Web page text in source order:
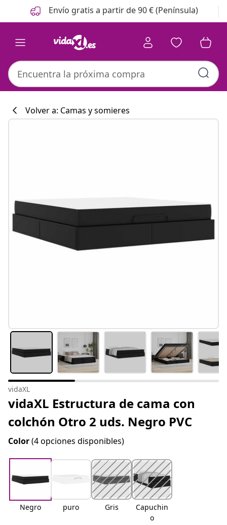
Anterior
Siguiente Envío gratis a partir de 90 € (Península)
Volver a: Camas y somieres
vidaXL
vidaXL Estructura de cama con
colchón Otro 2 uds. Negro PVC
Color(4 opciones disponibles)
Negro puro Gris
Capuchin
o